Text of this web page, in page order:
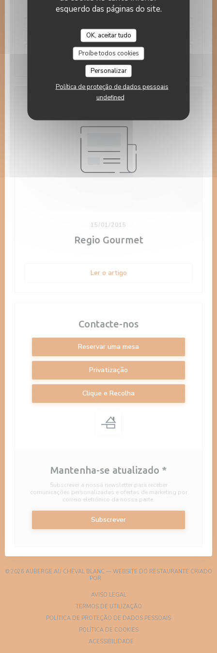
esquerdo das páginas do site.
OK, aceitar tudo
Proíbe todos cookies
Personalizar
Política de proteção de dados pessoais
undefined
merci à tous nos clients et voyageurs passés dans
#CertificateOfExcellence
Ler o artigo((abre numa nova janela))
15/01/2015
Regio Gourmet
Ler o artigo((abre numa nova janela))
Contacte-nos
Reservar uma mesa
Privatização
Clique e Recolha
Mantenha-se atualizado *
Subscrever a nossa newsletter para receber
comunicações personalizadas e ofertas de marketing por
correio eletrónico da nossa parte.
Subscrever
© 2026 AUBERGE AU CHEVAL BLANC — WEBSITE DO RESTAURANTE CRIADO
POR
AVISO LEGAL((ABRE NUMA NOVA JANELA))
TERMOS DE UTILIZAÇÃO((ABRE NUMA NOVA
POLÍTICA DE PROTEÇÃO DE DADOS PESSOAIS((ABRE NUMA
POLÍTICA DE COOKIES((ABRE NUMA NOVA JANELA))
ACESSIBILIDADE((ABRE NUMA NOVA JANELA))